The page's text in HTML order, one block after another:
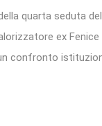
quarta seduta
ex
confronto